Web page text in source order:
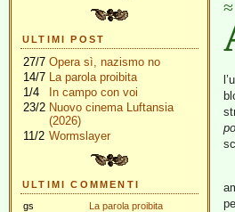
ULTIMI POST
27/7 Opera sì, nazismo no
14/7 La parola proibita
1/4
In campo con voi
23/2 Nuovo cinema Luftansia
(2026)
11/2 Wormslayer
ULTIMI COMMENTI
gs
La parola proibita